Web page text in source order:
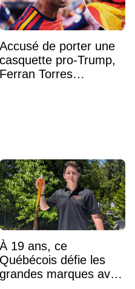
Accusé de porter une
casquette pro-Trump,
Ferran Torres
À 19 ans, ce
Québécois défie les
grandes marques avec